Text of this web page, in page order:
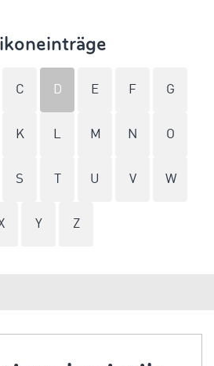
C D E F G
K L M N O
S U V W
Y Z